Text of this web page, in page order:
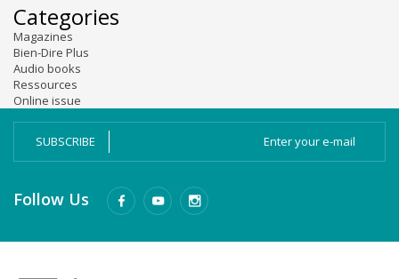
Categories
Magazines
Bien-Dire Plus
Audio books
Ressources
Online issue
SUBSCRIBE
Follow Us